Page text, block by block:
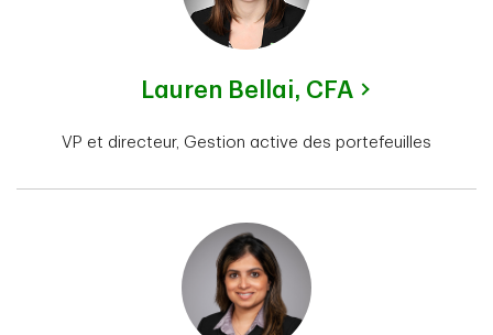
Lauren Bellai, CFA
VP et directeur, Gestion active des portefeuilles